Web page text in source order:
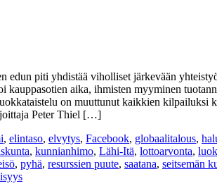
piti yhdistää viholliset järkevään
aika, ihmisten myyminen
on muuttunut kaikkien kilpailuksi
Peter Thiel […]
, elintaso, elvytys, Facebook, globaalitalous,
, kunnianhimo, Lähi-Itä, lottoarvonta,
, pyhä, resurssien puute, saatana, seitsemän